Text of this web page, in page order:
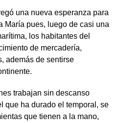
una nueva esperanza para
María pues, luego de casi una
los habitantes del
de mercadería,
además de sentirse
trabajan sin descanso
que ha durado el temporal, se
que tienen a la mano,